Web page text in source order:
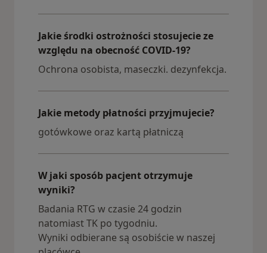
Jakie środki ostrożności stosujecie ze
względu na obecność COVID-19?
Ochrona osobista, maseczki. dezynfekcja.
Jakie metody płatności przyjmujecie?
gotówkowe oraz kartą płatniczą
W jaki sposób pacjent otrzymuje
wyniki?
Badania RTG w czasie 24 godzin
natomiast TK po tygodniu.
Wyniki odbierane są osobiście w naszej